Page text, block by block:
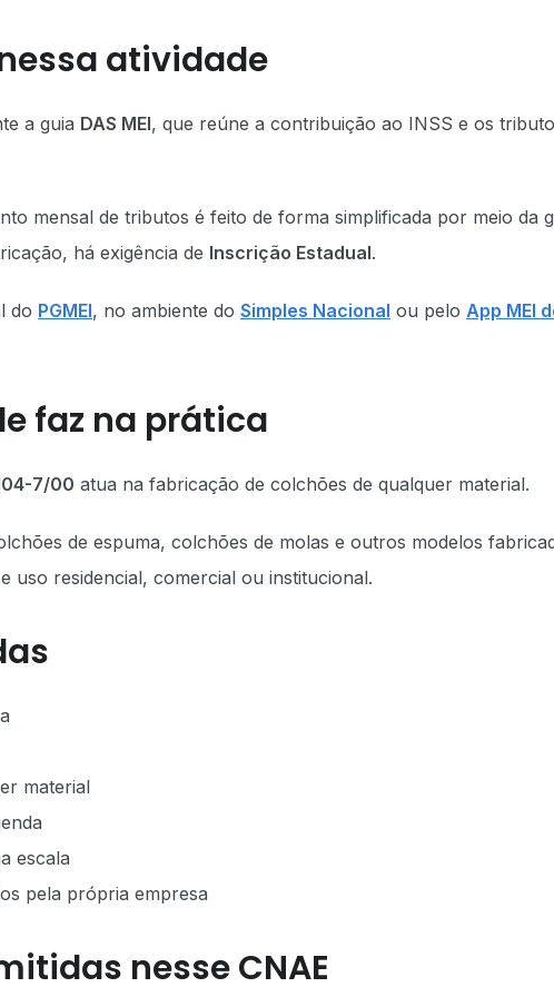
atividade
a guia DAS MEI, que reúne a contribuição ao INSS e os
mensal de tributos é feito de forma simplificada por meio da
há exigência de Inscrição Estadual.
do PGMEI, no ambiente do Simples Nacional ou pelo App MEI
faz na prática
7/00 atua na fabricação de colchões de qualquer material.
de espuma, colchões de molas e outros modelos
uso residencial, comercial ou institucional.
material
escala
pela própria empresa
nesse CNAE